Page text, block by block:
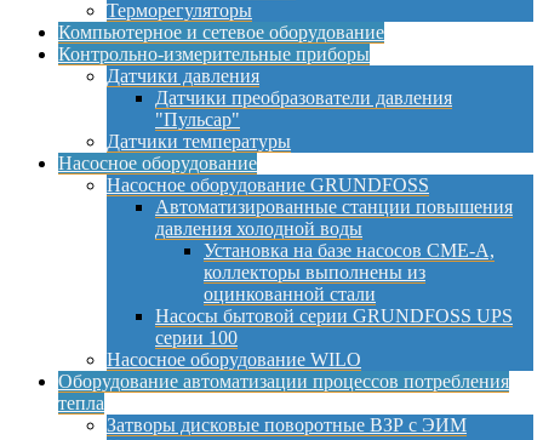
Терморегуляторы
Компьютерное и сетевое оборудование
Контрольно-измерительные приборы
Датчики давления
Датчики преобразователи давления
"Пульсар"
Датчики температуры
Насосное оборудование
Насосное оборудование GRUNDFOSS
Автоматизированные станции повышения
давления холодной воды
Установка на базе насосов CME-A,
коллекторы выполнены из
оцинкованной стали
Насосы бытовой серии GRUNDFOSS UPS
серии 100
Насосное оборудование WILO
Оборудование автоматизации процессов потребления
тепла
Затворы дисковые поворотные ВЗР с ЭИМ